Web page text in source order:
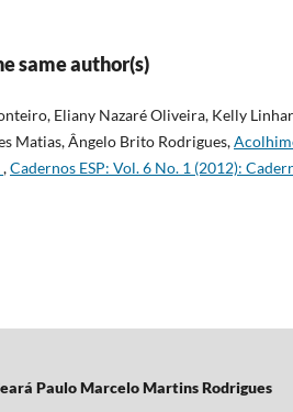
same author(s)
Eliany Nazaré Oliveira, Kelly
Matias, Ângelo Brito Rodrigues,
,Cadernos ESP: Vol. 6 No. 1 (2012):
Paulo Marcelo Martins Rodrigues